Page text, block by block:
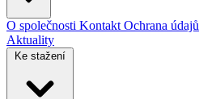
O společnosti Kontakt Ochrana údajů
Aktuality
Ke stažení